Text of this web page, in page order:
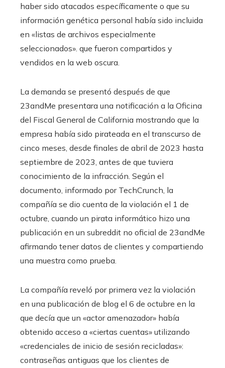
haber sido atacados específicamente o que su
información genética personal había sido incluida
en «listas de archivos especialmente
seleccionados». que fueron compartidos y
vendidos en la web oscura.
La demanda se presentó después de que
23andMe presentara una notificación a la Oficina
del Fiscal General de California mostrando que la
empresa había sido pirateada en el transcurso de
cinco meses, desde finales de abril de 2023 hasta
septiembre de 2023, antes de que tuviera
conocimiento de la infracción. Según el
documento, informado por TechCrunch, la
compañía se dio cuenta de la violación el 1 de
octubre, cuando un pirata informático hizo una
publicación en un subreddit no oficial de 23andMe
afirmando tener datos de clientes y compartiendo
una muestra como prueba.
La compañía reveló por primera vez la violación
en una publicación de blog el 6 de octubre en la
que decía que un «actor amenazador» había
obtenido acceso a «ciertas cuentas» utilizando
«credenciales de inicio de sesión recicladas»:
contraseñas antiguas que los clientes de